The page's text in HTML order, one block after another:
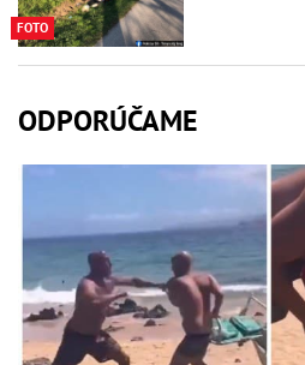
FOTO
ODPORÚČAME